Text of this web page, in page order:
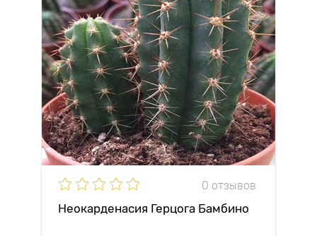
0 отзывов
Неокарденасия Герцога Бамбино